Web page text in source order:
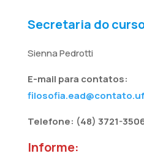
Secretaria do
Sienna Pedrotti
E-mail para contatos:
Telefone: (48) 3721-
Informe: